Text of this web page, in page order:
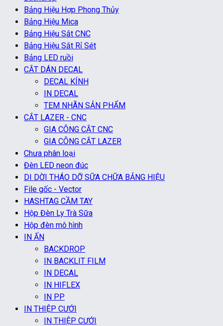
Bảng Hiệu Hợp Phong Thủy
Bảng Hiệu Mica
Bảng Hiệu Sắt CNC
Bảng Hiệu Sắt Rỉ Sét
Bảng LED ruồi
CẮT DÁN DECAL
DECAL KÍNH
IN DECAL
TEM NHÃN SẢN PHẨM
CẮT LAZER - CNC
GIA CÔNG CẮT CNC
GIA CÔNG CẮT LAZER
Chưa phân loại
Đèn LED neon đúc
DI DỜI THÁO DỠ SỮA CHỮA BẢNG HIỆU
File gốc - Vector
HASHTAG CẦM TAY
Hộp Đèn Ly Trà Sữa
Hộp đèn mô hình
IN ẤN
BACKDROP
IN BACKLIT FILM
IN DECAL
IN HIFLEX
IN PP
IN THIỆP CƯỚI
IN THIỆP CƯỚI